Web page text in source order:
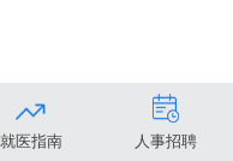
就医指南 人事招聘